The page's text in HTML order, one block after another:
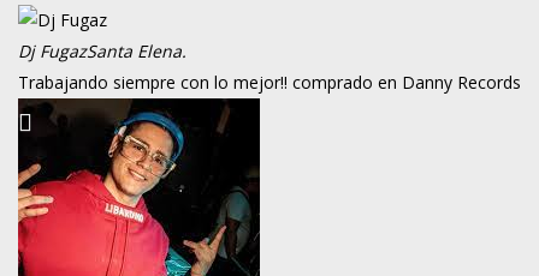
Dj FugazSanta Elena.
Trabajando siempre con lo mejor!! comprado en Danny Records